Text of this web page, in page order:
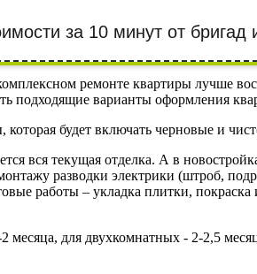
за 10 минут от бригад
ремонте квартиры лучше
подходящие варианты оформления
будет включать черновые и
вся текущая отделка. А в
разводки электрики (штроб,
работы – укладка плитки,
для двухкомнатных - 2-2,5